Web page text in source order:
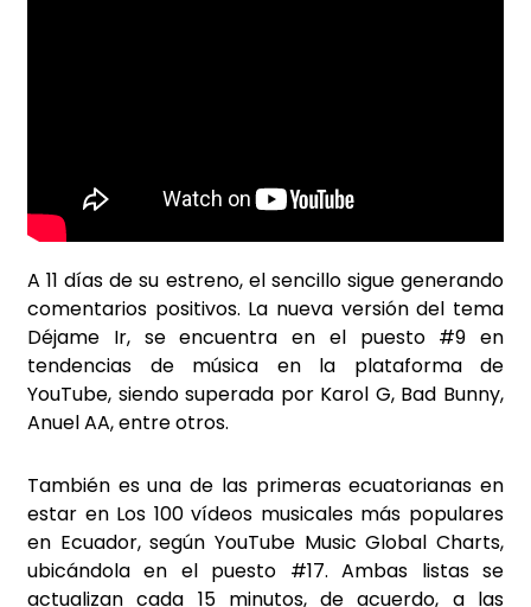
A 11 días de su estreno, el sencillo sigue generando
comentarios positivos. La nueva versión del tema
Déjame Ir, se encuentra en el puesto #9 en
tendencias de música en la plataforma de
YouTube, siendo superada por Karol G, Bad Bunny,
Anuel AA, entre otros.
También es una de las primeras ecuatorianas en
estar en Los 100 vídeos musicales más populares
en Ecuador, según YouTube Music Global Charts,
ubicándola en el puesto #17. Ambas listas se
actualizan cada 15 minutos, de acuerdo, a las